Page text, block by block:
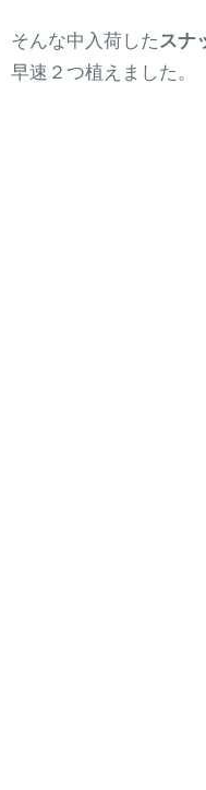
そんな中入荷した スナ
早速２つ植えました。